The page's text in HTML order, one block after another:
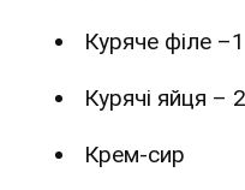
Куряче філе
Курячі яйця –
Крем-сир